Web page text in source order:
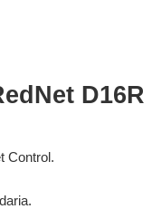
D16R
Control.